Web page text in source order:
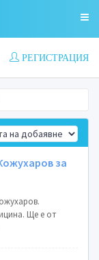
РЕГИСТРАЦИЯ
за
Ще е от